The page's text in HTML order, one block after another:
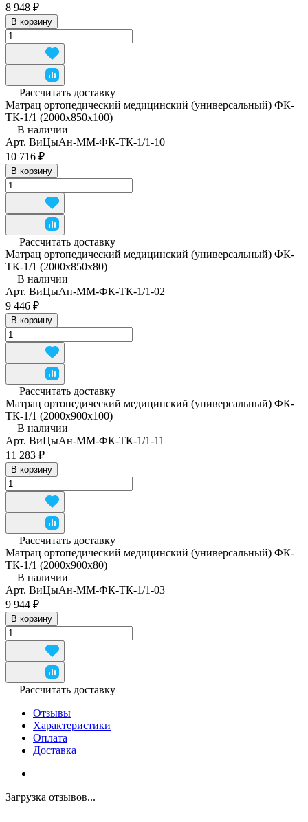
8 948 ₽
В корзину
Рассчитать доставку
Матрац ортопедический медицинский (универсальный) ФК-
ТК-1/1 (2000x850x100)
В наличии
Арт. ВиЦыАн-ММ-ФК-ТК-1/1-10
10 716 ₽
В корзину
Рассчитать доставку
Матрац ортопедический медицинский (универсальный) ФК-
ТК-1/1 (2000x850x80)
В наличии
Арт. ВиЦыАн-ММ-ФК-ТК-1/1-02
9 446 ₽
В корзину
Рассчитать доставку
Матрац ортопедический медицинский (универсальный) ФК-
ТК-1/1 (2000x900x100)
В наличии
Арт. ВиЦыАн-ММ-ФК-ТК-1/1-11
11 283 ₽
В корзину
Рассчитать доставку
Матрац ортопедический медицинский (универсальный) ФК-
ТК-1/1 (2000x900x80)
В наличии
Арт. ВиЦыАн-ММ-ФК-ТК-1/1-03
9 944 ₽
В корзину
Рассчитать доставку
Отзывы
Характеристики
Оплата
Доставка
Загрузка отзывов...